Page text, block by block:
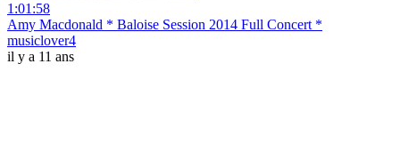
1:01:58
Amy Macdonald * Baloise Session 2014 Full Concert *
musiclover4
il y a 11 ans